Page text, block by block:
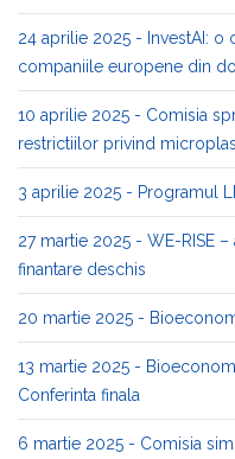
24 aprilie 2025 - InvestAI: o
companiile europene din
10 aprilie 2025 - Comisia
restrictiilor privind
3 aprilie 2025 - Programul
27 martie 2025 - WE-RISE
finantare deschis
20 martie 2025 -
13 martie 2025 -
Conferinta finala
6 martie 2025 - Comisia